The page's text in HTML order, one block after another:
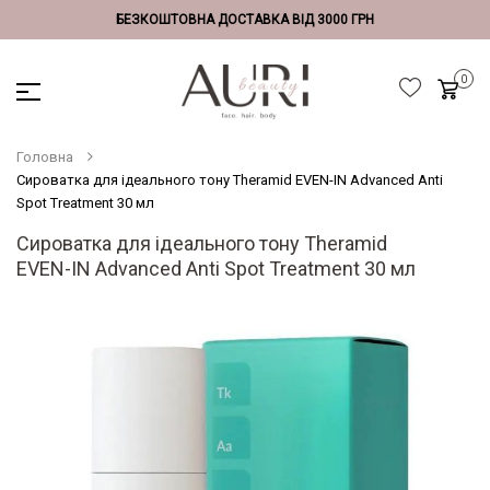
БЕЗКОШТОВНА ДОСТАВКА ВІД 3000 ГРН
Головна
Сироватка для ідеального тону Theramid EVEN-IN Advanced Anti
Spot Treatment 30 мл
Сироватка для ідеального тону Theramid
EVEN-IN Advanced Anti Spot Treatment 30 мл